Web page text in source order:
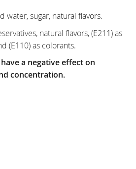
water, sugar, natural flavors.
natural flavors, (E211) as
(E110) as colorants.
have a negative effect on
concentration.